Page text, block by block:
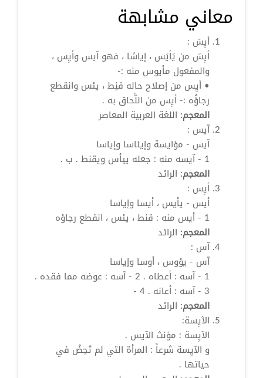
معاني مشابهة
أيِسَ :
أيِسَ من يَأيَس ، إياسًا ، فهوآيس وأيِس ،
والمفعول مأيوس منه :-
• أيِس من إصلاح حاله قنِط ، يئس وانقطع
رجاؤُه :- أيِس من اللَّحاق به .
المعجم: اللغة العربية المعاصر
آيس :
آيس - مؤايسة وإيئاسا وإياسا
1 - آيسه منه : جعله ييأس ويقنط . ب .
المعجم: الرائد
أيِس :
أيس - يأيس ، أيسا وإياسا
1 -
أيس منه : قنط ، يئس ، انقطع رجاؤه
المعجم: الرائد
آس :
آس - يؤوس ، أوسا وإياسا
1 - آسه : أعطاه . 2 - آسه : عوضه مما فقده .
3 - آسه : أعانه . 4 -
المعجم: الرائد
الآيِسة:
الآيِسة : مؤنث الآيس .
و الآيِسة شرعاً : المرأة التي لم تَحِضْ في
حياتها .